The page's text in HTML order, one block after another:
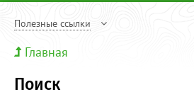
Полезные ссылки
Главная
Поиск